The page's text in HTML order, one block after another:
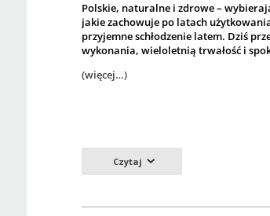
Polskie, naturalne i zdrowe –
jakie zachowuje po latach
przyjemne schłodzenie latem. Dziś
wykonania, wieloletnią trwałość i
(więcej…)
Czytaj